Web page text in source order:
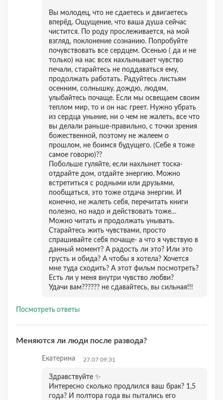
Вы молодец, что не сдаетесь и двигаетесь
вперёд. Ощущение, что ваша душа сейчас
чистится. По роду прослеживается, на мой
взгляд, поклонение сознанию. Попробуйте
почувствовать все сердцем. Осенью ( да и не
только) на нас всех нахлынывает чувство
печали, старайтесь не поддаваться ему,
продолжать работать. Радуйтесь листьям
осенним, солнышку, дождю, людям,
улыбайтесь почаще. Если мы освещаем своим
теплом мир, то и он нас греет. Нужно убрать
из сердца уныние, ни о чем не жалеть, все что
вы делали раньше-правильно, с точки зрения
божественной, поэтому не жалеем о
прошлом, не боимся будущего. (Себе я тоже
самое говорю)??
Побольше гуляйте, если нахлынет тоска-
отдрайте дом, отдайте энергию. Можно
встретиться с родными или друзьями,
пообщаться, это тоже отдача энергии. И
конечно, не жалеть себя, перечитать книги
полезно, но надо и действовать тоже…
Можно читать и продолжать унывать.
Старайтесь жить чувствами, просто
спрашивайте себя почаще- а что я чувствую в
данный момент? А радость ли это? Или это
грусть и обида? А чтобы я хотела? Хочется
мне туда сходить? А этот фильм посмотреть?
Есть ли у меня внутри чувство любви?
Удачи вам?????? не сдавайтесь, вы сильная!!!
Посмотреть ответы
Меняются ли люди после развода?
Екатерина 27.07 09:31
Здравствуйте ✨
Интересно сколько продлился ваш брак? 1,5
года? И полтора года вы пытались его